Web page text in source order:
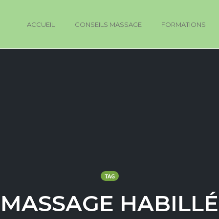
ACCUEIL CONSEILS MASSAGE FORMATIONS
TAG
MASSAGE HABILLÉ